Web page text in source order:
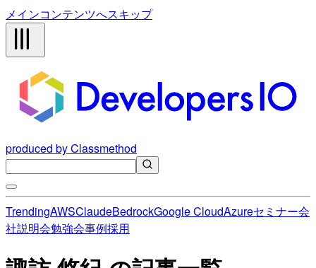
メインコンテンツへスキップ
produced by Classmethod
TrendingAWSClaudeBedrockGoogle CloudAzureセミナー会
社説明会勉強会事例採用